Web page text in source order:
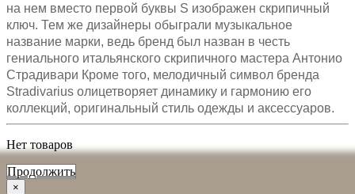
на нем вместо первой буквы S изображен скрипичный
ключ. Тем же дизайнеры обыграли музыкальное
название марки, ведь бренд был назван в честь
гениального итальянского скрипичного мастера Антонио
Страдивари Кроме того, мелодичный символ бренда
Stradivarius олицетворяет динамику и гармонию его
коллекций, оригинальный стиль одежды и аксессуаров.
Нет товаров
Продолжить
×